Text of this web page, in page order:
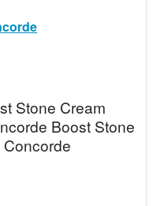
Stone Cream
Boost Stone
Concorde